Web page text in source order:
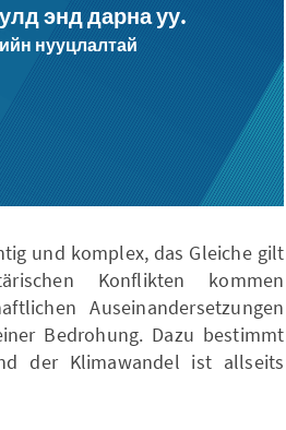
энд дарна уу.
нууцлалтай
und komplex, das Gleiche gilt
Konflikten kommen
Auseinandersetzungen
Bedrohung. Dazu bestimmt
der Klimawandel ist allseits